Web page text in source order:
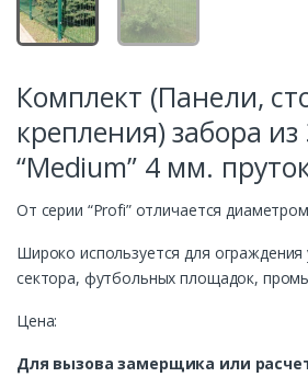
Комплект (Панели,
крепления) забора из
“Medium” 4 мм.
От серии “Profi” отличается
Широко используется для ограждения
сектора, футбольных площадок,
Цена:
Для вызова замерщика или